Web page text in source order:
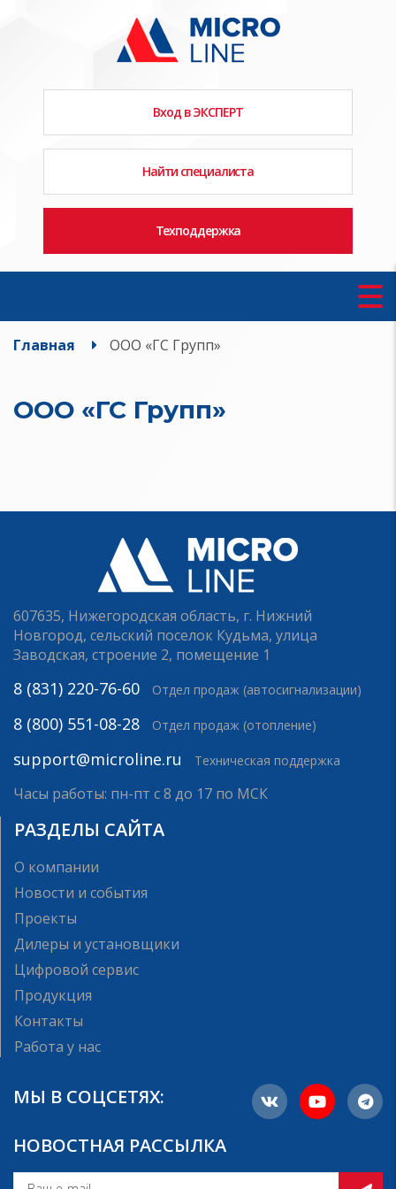
Вход в ЭКСПЕРТ
Найти специалиста
Техподдержка
Главная ООО «ГС Групп»
ООО «ГС Групп»
607635, Нижегородская область, г. Нижний
Новгород, сельский поселок Кудьма, улица
Заводская, строение 2, помещение 1
8 (831) 220-76-60 Отдел продаж (автосигнализации)
8 (800) 551-08-28 Отдел продаж (отопление)
support@microline.ru Техническая поддержка
Часы работы: пн-пт с 8 до 17 по МСК
РАЗДЕЛЫ САЙТА
О компании
Новости и события
Проекты
Дилеры и установщики
Цифровой сервис
Продукция
Контакты
Работа у нас
МЫ В СОЦСЕТЯХ:
НОВОСТНАЯ РАССЫЛКА